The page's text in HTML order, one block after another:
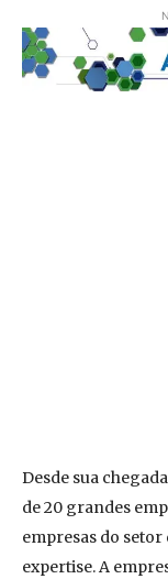
Desde sua
de 20 grandes
empresas do setor
expertise. A